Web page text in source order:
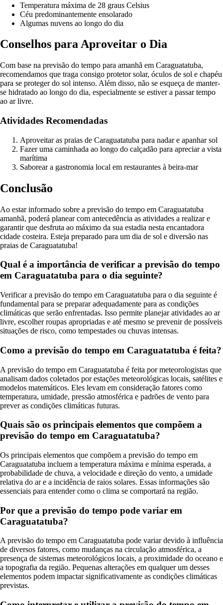
Temperatura máxima de 28 graus Celsius
Céu predominantemente ensolarado
Algumas nuvens ao longo do dia
Conselhos para Aproveitar o Dia
Com base na previsão do tempo para amanhã em Caraguatatuba,
recomendamos que traga consigo protetor solar, óculos de sol e chapéu
para se proteger do sol intenso. Além disso, não se esqueça de manter-
se hidratado ao longo do dia, especialmente se estiver a passar tempo
ao ar livre.
Atividades Recomendadas
Aproveitar as praias de Caraguatatuba para nadar e apanhar sol
Fazer uma caminhada ao longo do calçadão para apreciar a vista
marítima
Saborear a gastronomia local em restaurantes à beira-mar
Conclusão
Ao estar informado sobre a previsão do tempo em Caraguatatuba
amanhã, poderá planear com antecedência as atividades a realizar e
garantir que desfruta ao máximo da sua estadia nesta encantadora
cidade costeira. Esteja preparado para um dia de sol e diversão nas
praias de Caraguatatuba!
Qual é a importância de verificar a previsão do tempo
em Caraguatatuba para o dia seguinte?
Verificar a previsão do tempo em Caraguatatuba para o dia seguinte é
fundamental para se preparar adequadamente para as condições
climáticas que serão enfrentadas. Isso permite planejar atividades ao ar
livre, escolher roupas apropriadas e até mesmo se prevenir de possíveis
situações de risco, como tempestades ou chuvas intensas.
Como a previsão do tempo em Caraguatatuba é feita?
A previsão do tempo em Caraguatatuba é feita por meteorologistas que
analisam dados coletados por estações meteorológicas locais, satélites e
modelos matemáticos. Eles levam em consideração fatores como
temperatura, umidade, pressão atmosférica e padrões de vento para
prever as condições climáticas futuras.
Quais são os principais elementos que compõem a
previsão do tempo em Caraguatatuba?
Os principais elementos que compõem a previsão do tempo em
Caraguatatuba incluem a temperatura máxima e mínima esperada, a
probabilidade de chuva, a velocidade e direção do vento, a umidade
relativa do ar e a incidência de raios solares. Essas informações são
essenciais para entender como o clima se comportará na região.
Por que a previsão do tempo pode variar em
Caraguatatuba?
A previsão do tempo em Caraguatatuba pode variar devido à influência
de diversos fatores, como mudanças na circulação atmosférica, a
presença de sistemas meteorológicos locais, a proximidade do oceano e
a topografia da região. Pequenas alterações em qualquer um desses
elementos podem impactar significativamente as condições climáticas
previstas.